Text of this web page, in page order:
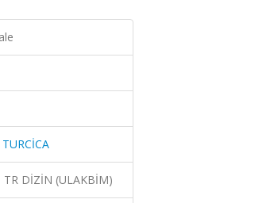
TR DİZİN (ULAKBİM)